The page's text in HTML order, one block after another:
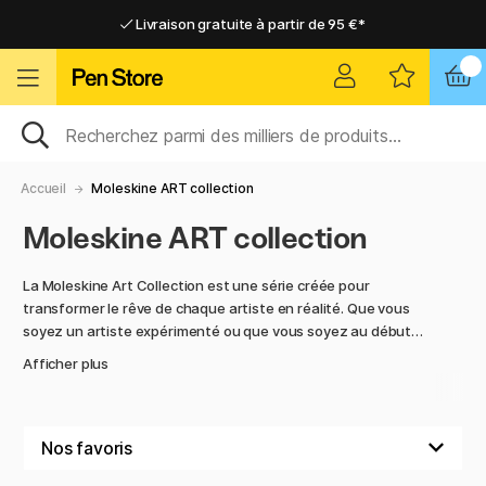
Livraison gratuite à partir de 95 €*
Livraison domicile ou point relais
Livraison gratuite à partir de 95 €*
Livraison domicile ou point relais
Accueil Moleskine ART collection
Moleskine ART collection
La Moleskine Art Collection est une série créée pour
transformer le rêve de chaque artiste en réalité. Que vous
soyez un artiste expérimenté ou que vous soyez au début
des outils conçus pour inspirer, simplifier et améliorer votre
Moleskine est connu pour ses produits de haute qualité, et
Afficher plus